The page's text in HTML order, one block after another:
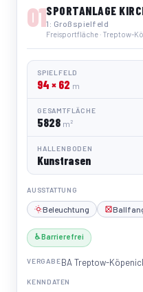
01SPORTANLAGE
1: Großspielfeld
Freisportfläche · Treptow-
SPIELFELD
94 × 62 m
GESAMTFLÄCHE
5828 m²
HALLENBODEN
Kunstrasen
AUSSTATTUNG
Beleuchtung
♿ Barrierefrei
VERGABEBA Treptow-
KENNDATEN